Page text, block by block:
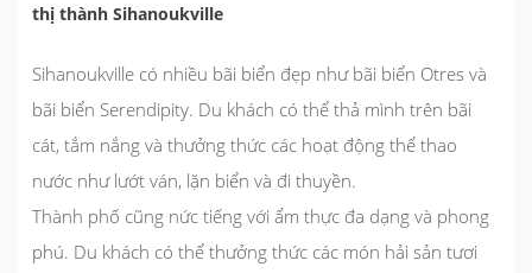
thị thành Sihanoukville
Sihanoukville có nhiều bãi biển đẹp như bãi biển Otres và
bãi biển Serendipity. Du khách có thể thả mình trên bãi
cát, tắm nắng và thưởng thức các hoạt động thể thao
nước như lướt ván, lặn biển và đi thuyền.
Thành phố cũng nức tiếng với ẩm thực đa dạng và phong
phú. Du khách có thể thưởng thức các món hải sản tươi